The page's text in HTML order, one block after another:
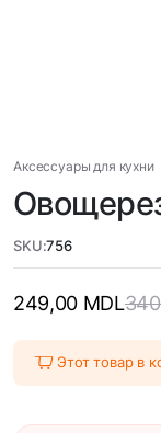
Аксессуары для кухни
SKU:756
249,00 MDL
Этот товар в